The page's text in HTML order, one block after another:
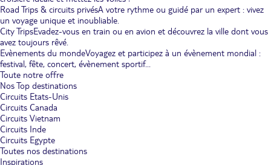
Road Trips & circuits privésA votre rythme ou guidé par un expert : vivez
un voyage unique et inoubliable.
City TripsEvadez-vous en train ou en avion et découvrez la ville dont vous
avez toujours rêvé.
Evènements du mondeVoyagez et participez à un évènement mondial :
festival, fête, concert, évènement sportif...
Toute notre offre
Nos Top destinations
Circuits Etats-Unis
Circuits Canada
Circuits Vietnam
Circuits Inde
Circuits Egypte
Toutes nos destinations
Inspirations